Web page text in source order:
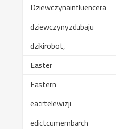
Dziewczynainfluencera
dziewczynyzdubaju
dzikirobot,
Easter
Eastern
eatrtelewizji
edictcumembarch